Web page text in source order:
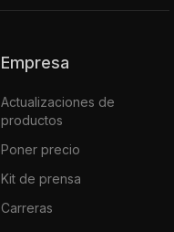
Empresa
Actualizaciones de
productos
Poner precio
Kit de prensa
Carreras